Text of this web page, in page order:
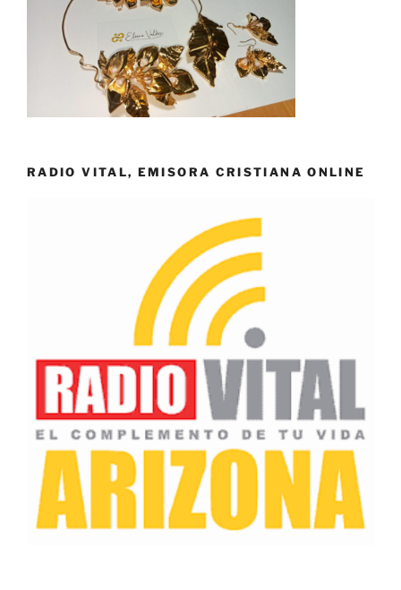
RADIO VITAL, EMISORA CRISTIANA ONLINE